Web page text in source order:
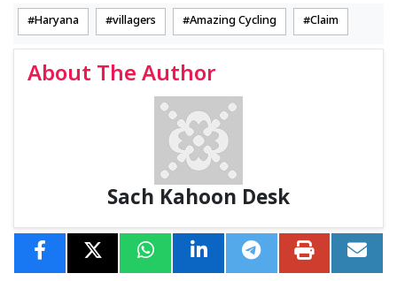
Haryana villagers Amazing Cycling Claim
About The Author
Sach Kahoon Desk